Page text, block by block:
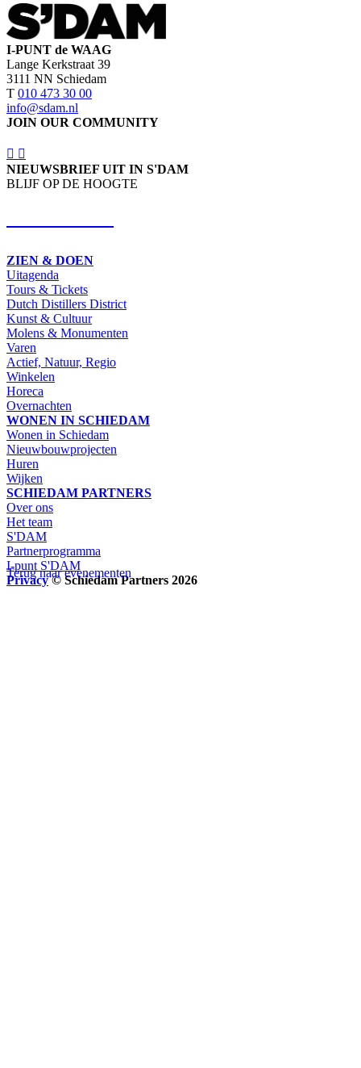
Terug naar evenementen
I-PUNT de WAAG
Lange Kerkstraat 39
3111 NN Schiedam
T 010 473 30 00
info@sdam.nl
JOIN OUR COMMUNITY
NIEUWSBRIEF UIT IN S'DAM
BLIJF OP DE HOOGTE
ZIEN & DOEN
Uitagenda
Tours & Tickets
Dutch Distillers District
Kunst & Cultuur
Molens & Monumenten
Varen
Actief, Natuur, Regio
Winkelen
Horeca
Overnachten
WONEN IN SCHIEDAM
Wonen in Schiedam
Nieuwbouwprojecten
Huren
Wijken
SCHIEDAM PARTNERS
Over ons
Het team
S'DAM
Partnerprogramma
I-punt S'DAM
Privacy © Schiedam Partners 2026